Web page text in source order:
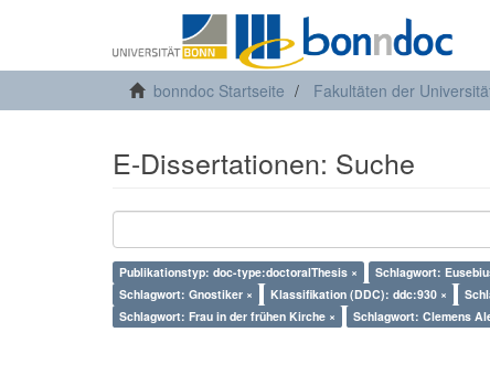
bonndoc Startseite Fakultäten der
E-Dissertationen: Suche
Publikationstyp: doc-type:doctoralThesis × Schlagwort:
Schlagwort: Gnostiker ×
Klassifikation (DDC): ddc:930 ×
Schlagwort: Frau in der frühen Kirche ×
Schlagwort: Clemens